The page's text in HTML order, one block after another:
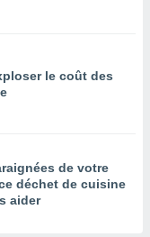
le coût des
de votre
déchet de cuisine
aider